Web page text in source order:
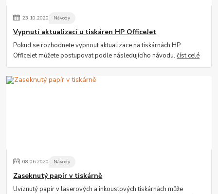
23.10.2020 Návody
Vypnutí aktualizací u tiskáren HP OfficeJet
Pokud se rozhodnete vypnout aktualizace na tiskárnách HP
OfficeJet můžete postupovat podle následujícího návodu.číst celé
08.06.2020 Návody
Zaseknutý papír v tiskárně
Uvíznutý papír v laserových a inkoustových tiskárnách může